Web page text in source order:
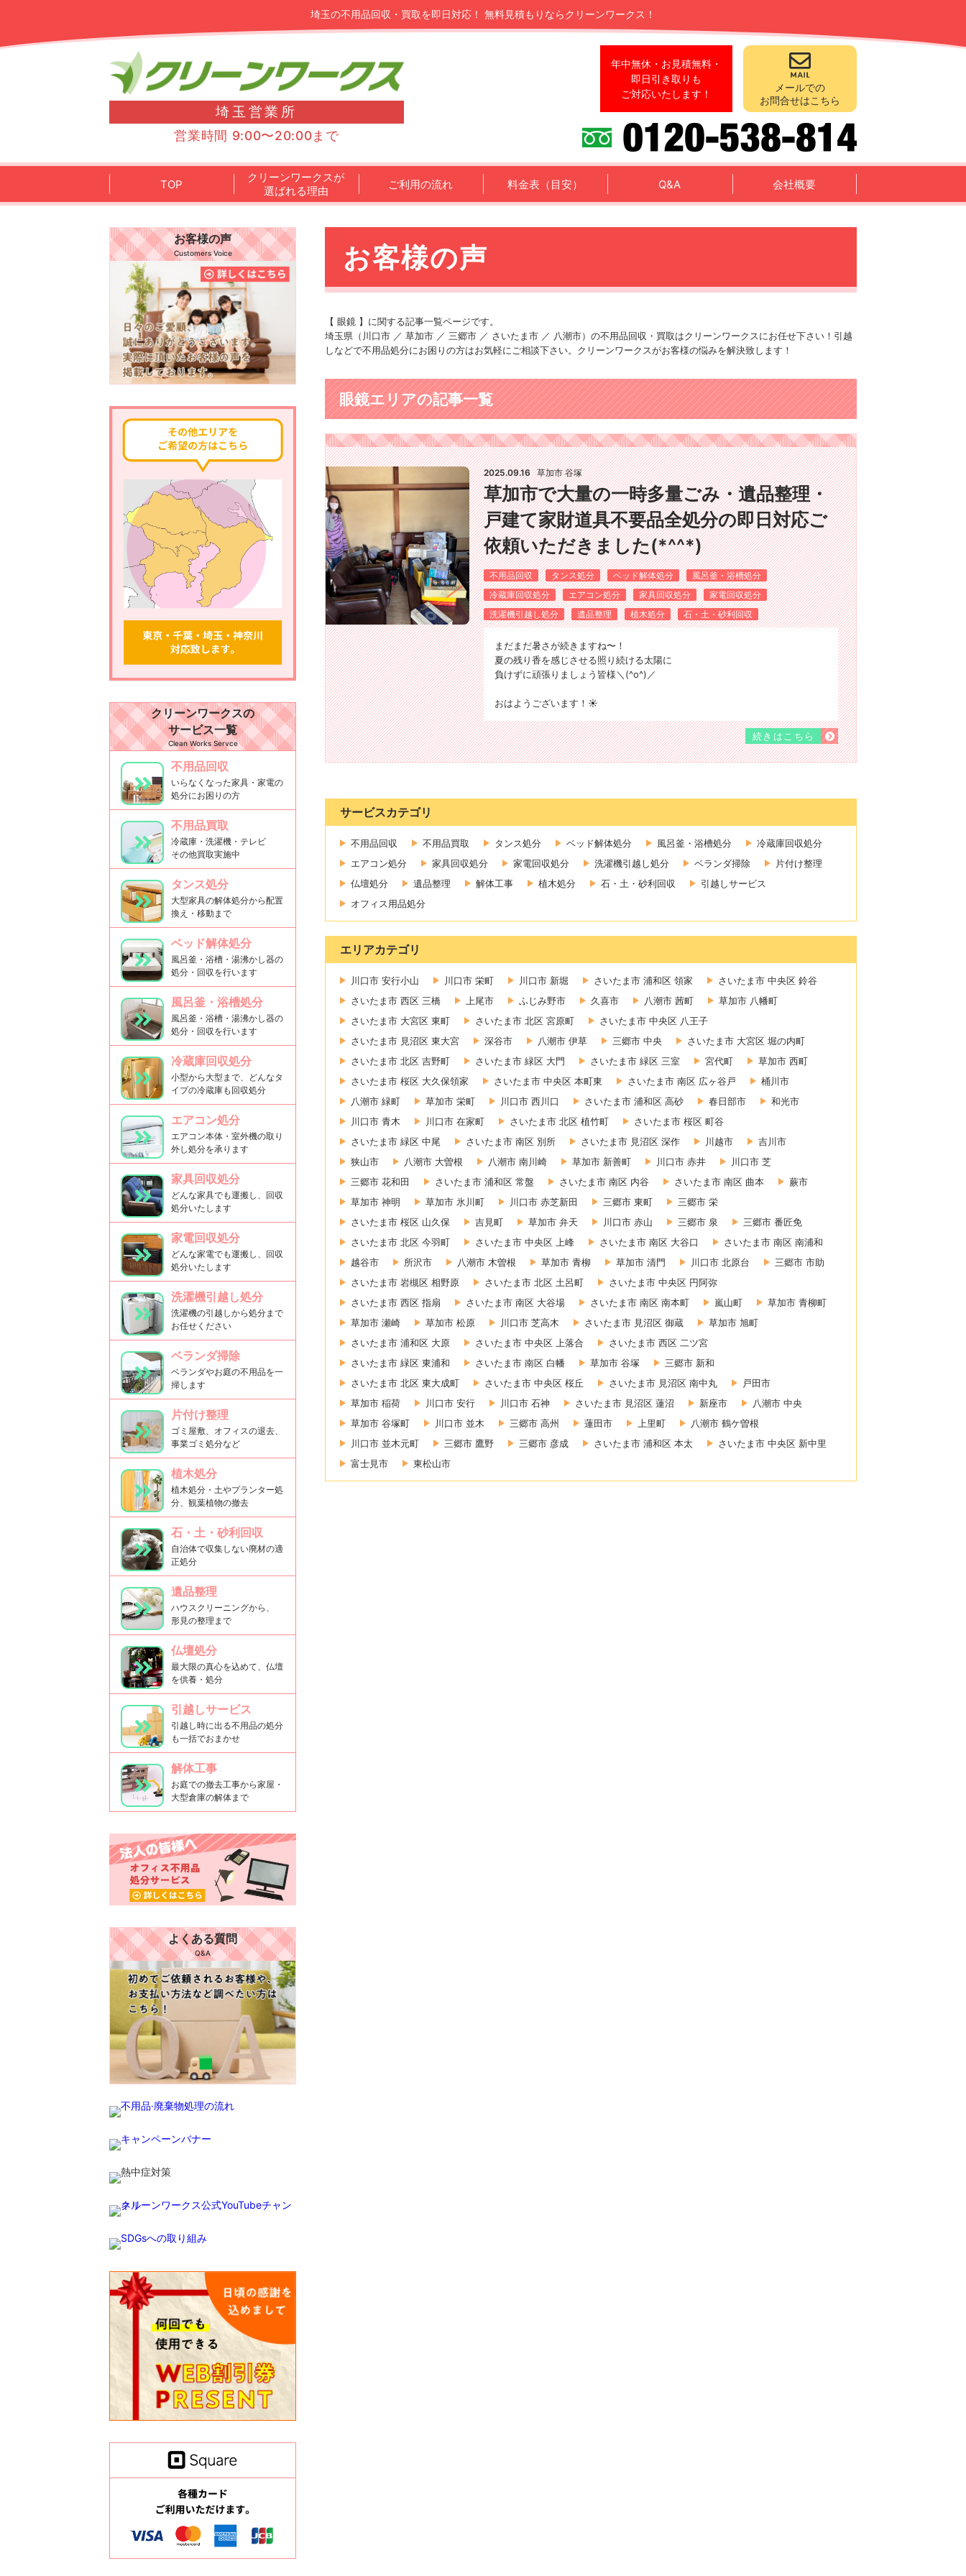
埼玉の不用品回収・買取を即日対応！ 無料見積もりならクリーンワークス！
埼玉営業所
営業時間 9:00〜20:00まで
年中無休・お見積無料・
即日引き取りも
ご対応いたします！
メールでの
お問合せはこちら
TOP
クリーンワークスが
選ばれる理由
ご利用の流れ 料金表（目安） Q&A 会社概要
お客様の声
【 眼鏡 】に関する記事一覧ページです。
埼玉県（川口市 ／ 草加市 ／ 三郷市 ／ さいたま市 ／ 八潮市）の不用品回収・買取はクリーンワークスにお任せ下さい！引越
しなどで不用品処分にお困りの方はお気軽にご相談下さい。クリーンワークスがお客様の悩みを解決致します！
眼鏡エリアの記事一覧
2025.09.16 草加市 谷塚
草加市で大量の一時多量ごみ・遺品整理・
戸建て家財道具不要品全処分の即日対応ご
依頼いただきました(*^^*)
不用品回収 タンス処分 ベッド解体処分
風呂釜・浴槽処分
冷蔵庫回収処分
エアコン処分 家具回収処分
家電回収処分
洗濯機引越し処分
遺品整理 植木処分 石・土・砂利回収
まだまだ暑さが続きますね〜！
夏の残り香を感じさせる照り続ける太陽に
負けずに頑張りましょう皆様＼(^o^)／
おはようございます！☀️
続きはこちら
サービスカテゴリ
不用品回収 不用品買取 タンス処分 ベッド解体処分 風呂釜・浴槽処分
冷蔵庫回収処分
エアコン処分
家具回収処分 家電回収処分 洗濯機引越し処分 ベランダ掃除
片付け整理
仏壇処分
遺品整理 解体工事 植木処分 石・土・砂利回収
引越しサービス
オフィス用品処分
エリアカテゴリ
川口市 安行小山 川口市 栄町 川口市 新堀 さいたま市 浦和区 領家
さいたま市 中央区 鈴谷
さいたま市 西区 三橋
上尾市 ふじみ野市 久喜市 八潮市 茜町
草加市 八幡町
さいたま市 大宮区 東町
さいたま市 北区 宮原町
さいたま市 中央区 八王子
さいたま市 見沼区 東大宮
深谷市 八潮市 伊草 三郷市 中央
さいたま市 大宮区 堀の内町
さいたま市 北区 吉野町
さいたま市 緑区 大門 さいたま市 緑区 三室 宮代町
草加市 西町
さいたま市 桜区 大久保領家
さいたま市 中央区 本町東 さいたま市 南区 広ヶ谷戸
桶川市
八潮市 緑町
草加市 栄町 川口市 西川口 さいたま市 浦和区 高砂 春日部市
和光市
川口市 青木
川口市 在家町 さいたま市 北区 植竹町
さいたま市 桜区 町谷
さいたま市 緑区 中尾
さいたま市 南区 別所 さいたま市 見沼区 深作 川越市
吉川市
狭山市
八潮市 大曽根 八潮市 南川崎 草加市 新善町 川口市 赤井
川口市 芝
三郷市 花和田
さいたま市 浦和区 常盤 さいたま市 南区 内谷 さいたま市 南区 曲本
蕨市
草加市 神明
草加市 氷川町 川口市 赤芝新田 三郷市 東町
三郷市 栄
さいたま市 桜区 山久保
吉見町 草加市 弁天 川口市 赤山 三郷市 泉
三郷市 番匠免
さいたま市 北区 今羽町
さいたま市 中央区 上峰 さいたま市 南区 大谷口
さいたま市 南区 南浦和
越谷市
所沢市 八潮市 木曽根 草加市 青柳 草加市 清門 川口市 北原台
三郷市 市助
さいたま市 岩槻区 相野原
さいたま市 北区 土呂町
さいたま市 中央区 円阿弥
さいたま市 西区 指扇
さいたま市 南区 大谷場 さいたま市 南区 南本町 嵐山町
草加市 青柳町
草加市 瀬崎
草加市 松原 川口市 芝高木 さいたま市 見沼区 御蔵
草加市 旭町
さいたま市 浦和区 大原
さいたま市 中央区 上落合
さいたま市 西区 二ツ宮
さいたま市 緑区 東浦和
さいたま市 南区 白幡 草加市 谷塚
三郷市 新和
さいたま市 北区 東大成町
さいたま市 中央区 桜丘 さいたま市 見沼区 南中丸
戸田市
草加市 稲荷
川口市 安行 川口市 石神 さいたま市 見沼区 蓮沼 新座市
八潮市 中央
草加市 谷塚町
川口市 並木 三郷市 高州 蓮田市 上里町
八潮市 鶴ケ曽根
川口市 並木元町
三郷市 鷹野 三郷市 彦成 さいたま市 浦和区 本太
さいたま市 中央区 新中里
富士見市
東松山市
お客様の声
Customers Voice
クリーンワークスの
サービス一覧
Clean Works Servce
不用品回収
いらなくなった家具・家電の
処分にお困りの方
不用品買取
冷蔵庫・洗濯機・テレビ
その他買取実施中
タンス処分
大型家具の解体処分から配置
換え・移動まで
ベッド解体処分
風呂釜・浴槽・湯沸かし器の
処分・回収を行います
風呂釜・浴槽処分
風呂釜・浴槽・湯沸かし器の
処分・回収を行います
冷蔵庫回収処分
小型から大型まで、どんなタ
イプの冷蔵庫も回収処分
エアコン処分
エアコン本体・室外機の取り
外し処分を承ります
家具回収処分
どんな家具でも運搬し、回収
処分いたします
家電回収処分
どんな家電でも運搬し、回収
処分いたします
洗濯機引越し処分
洗濯機の引越しから処分まで
お任せください
ベランダ掃除
ベランダやお庭の不用品を一
掃します
片付け整理
ゴミ屋敷、オフィスの退去、
事業ゴミ処分など
植木処分
植木処分・土やプランター処
分、観葉植物の撤去
石・土・砂利回収
自治体で収集しない廃材の適
正処分
遺品整理
ハウスクリーニングから、
形見の整理まで
仏壇処分
最大限の真心を込めて、仏壇
を供養・処分
引越しサービス
引越し時に出る不用品の処分
も一括でおまかせ
解体工事
お庭での撤去工事から家屋・
大型倉庫の解体まで
よくある質問
Q&A